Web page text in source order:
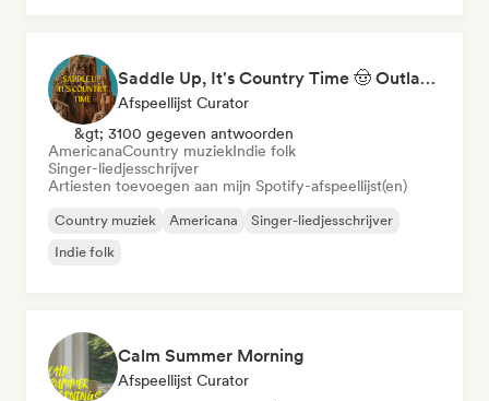
Saddle Up, It's Country Time 🤠 Outlaw Country, Americana & Country Rock
Afspeellijst Curator
&gt; 3100 gegeven antwoorden
AmericanaCountry muziekIndie folk
Singer-liedjesschrijver
Artiesten toevoegen aan mijn Spotify-afspeellijst(en)
Country muziek Americana
Singer-liedjesschrijver
Indie folk
Calm Summer Morning
Afspeellijst Curator